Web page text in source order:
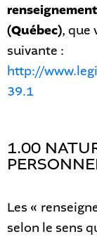
(Québec), que
suivante :
http://
39.1
1.00
Les «
selon le sens